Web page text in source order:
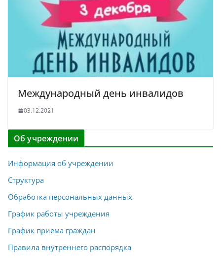
Международный день инвалидов
03.12.2021
Об учреждении
Информация об учреждении
Структура
Обработка персональных данных
График работы учреждения
График приема граждан
Правила внутреннего распорядка